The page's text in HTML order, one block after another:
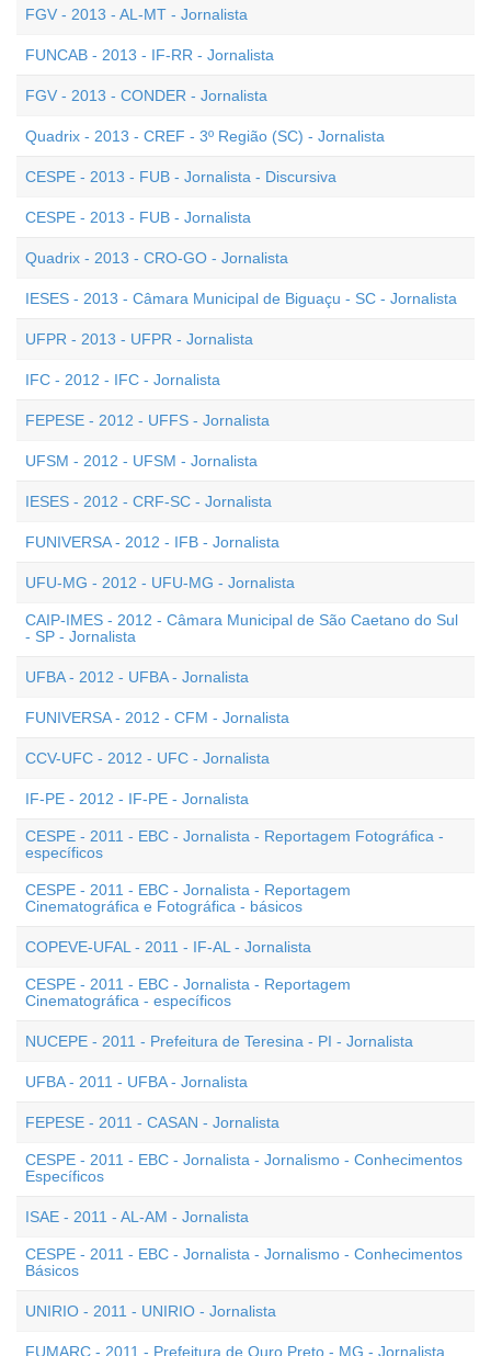
FGV - 2013 - AL-MT - Jornalista
FUNCAB - 2013 - IF-RR - Jornalista
FGV - 2013 - CONDER - Jornalista
Quadrix - 2013 - CREF - 3º Região (SC) - Jornalista
CESPE - 2013 - FUB - Jornalista - Discursiva
CESPE - 2013 - FUB - Jornalista
Quadrix - 2013 - CRO-GO - Jornalista
IESES - 2013 - Câmara Municipal de Biguaçu - SC - Jornalista
UFPR - 2013 - UFPR - Jornalista
IFC - 2012 - IFC - Jornalista
FEPESE - 2012 - UFFS - Jornalista
UFSM - 2012 - UFSM - Jornalista
IESES - 2012 - CRF-SC - Jornalista
FUNIVERSA - 2012 - IFB - Jornalista
UFU-MG - 2012 - UFU-MG - Jornalista
CAIP-IMES - 2012 - Câmara Municipal de São Caetano do Sul
- SP - Jornalista
UFBA - 2012 - UFBA - Jornalista
FUNIVERSA - 2012 - CFM - Jornalista
CCV-UFC - 2012 - UFC - Jornalista
IF-PE - 2012 - IF-PE - Jornalista
CESPE - 2011 - EBC - Jornalista - Reportagem Fotográfica -
específicos
CESPE - 2011 - EBC - Jornalista - Reportagem
Cinematográfica e Fotográfica - básicos
COPEVE-UFAL - 2011 - IF-AL - Jornalista
CESPE - 2011 - EBC - Jornalista - Reportagem
Cinematográfica - específicos
NUCEPE - 2011 - Prefeitura de Teresina - PI - Jornalista
UFBA - 2011 - UFBA - Jornalista
FEPESE - 2011 - CASAN - Jornalista
CESPE - 2011 - EBC - Jornalista - Jornalismo - Conhecimentos
Específicos
ISAE - 2011 - AL-AM - Jornalista
CESPE - 2011 - EBC - Jornalista - Jornalismo - Conhecimentos
Básicos
UNIRIO - 2011 - UNIRIO - Jornalista
FUMARC - 2011 - Prefeitura de Ouro Preto - MG - Jornalista